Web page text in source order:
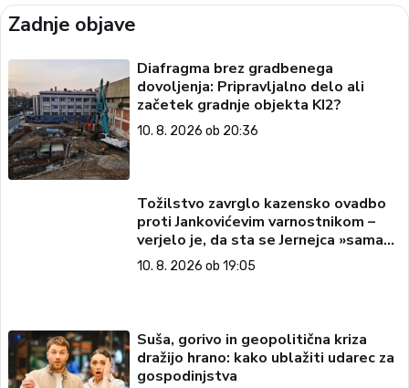
Zadnje objave
Diafragma brez gradbenega
dovoljenja: Pripravljalno delo ali
začetek gradnje objekta KI2?
10. 8. 2026 ob 20:36
Tožilstvo zavrglo kazensko ovadbo
proti Jankovićevim varnostnikom –
verjelo je, da sta se Jernejca »sama
zaletela v njih in padla po tleh«
10. 8. 2026 ob 19:05
Suša, gorivo in geopolitična kriza
dražijo hrano: kako ublažiti udarec za
gospodinjstva